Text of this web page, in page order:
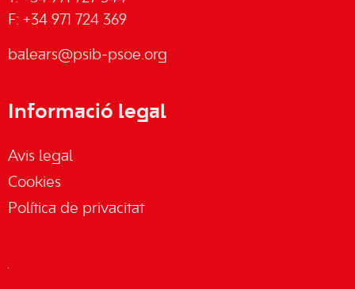
F: +34 971 724 369
balears@psib-psoe.org
Informació legal
Avis legal
Cookies
Política de privacitat